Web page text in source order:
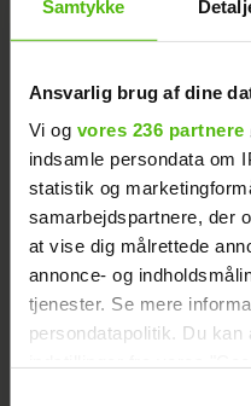
Samtykke
Ansvarlig brug af dine
Vi og vores 236 partnere
indsamle persondata om
statistik og
samarbejdspartnere, der
at vise dig målrettede
annonce- og
tjenester. Se mere
persondatapolitik. Du